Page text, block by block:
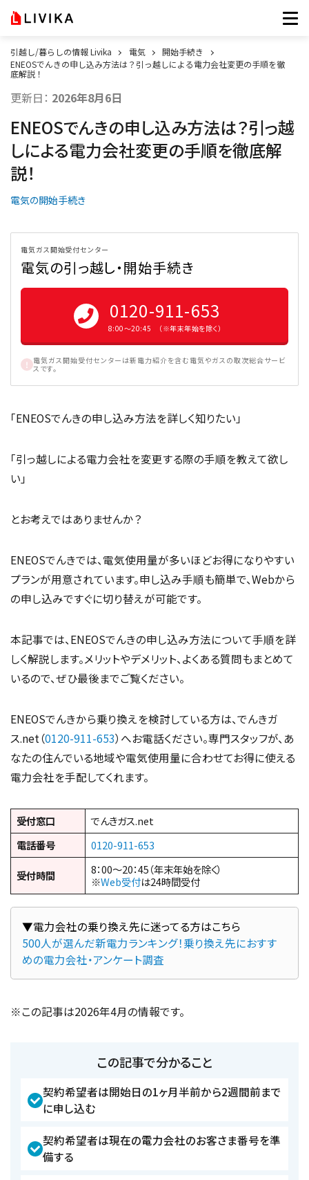
引越し/暮らしの情報 Livika 電気
開始手続き
ENEOSでんきの申し込み方法は？引っ越しによる電力会社変更の手順を徹
底解説！
更新日： 2026年8月6日
ENEOSでんきの申し込み方法は？引っ越
しによる電力会社変更の手順を徹底解
説！
電気の開始手続き
電気ガス開始受付センター
電気の引っ越し・開始手続き
0120-911-653
8:00〜20:45 （※年末年始を除く）
電気ガス開始受付センターは新電力紹介を含む電気やガスの取次総合サービ
スです。
「ENEOSでんきの申し込み方法を詳しく知りたい」
「引っ越しによる電力会社を変更する際の手順を教えて欲し
い」
とお考えではありませんか？
ENEOSでんきでは、電気使用量が多いほどお得になりやすい
プランが用意されています。申し込み手順も簡単で、Webから
の申し込みですぐに切り替えが可能です。
本記事では、ENEOSでんきの申し込み方法について手順を詳
しく解説します。メリットやデメリット、よくある質問もまとめて
いるので、ぜひ最後までご覧ください。
ENEOSでんきから乗り換えを検討している方は、でんきガ
ス.net（0120-911-653）へお電話ください。専門スタッフが、あ
なたの住んでいる地域や電気使用量に合わせてお得に使える
電力会社を手配してくれます。
受付窓口
でんきガス.net
電話番号
0120-911-653
受付時間
8：00～20：45（年末年始を除く）
※Web受付は24時間受付
500人が選んだ新電力ランキング！乗り換え先におすす
めの電力会社・アンケート調査
※この記事は2026年4月の情報です。
この記事で分かること
契約希望者は開始日の1ヶ月半前から2週間前まで
に申し込む
契約希望者は現在の電力会社のお客さま番号を準
備する